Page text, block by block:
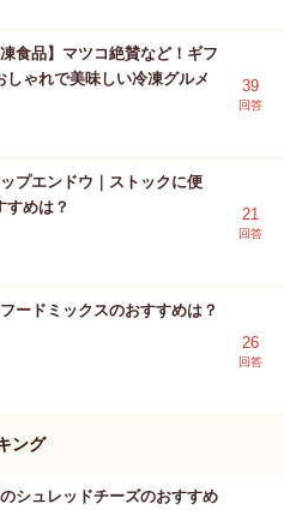
凍食品】マツコ絶賛など！ギフ
しゃれで美味しい冷凍グルメ
39
回答
プエンドウ｜ストックに便
すめは？
21
回答
ードミックスのおすすめは？
26
回答
ング
シュレッドチーズのおすすめ